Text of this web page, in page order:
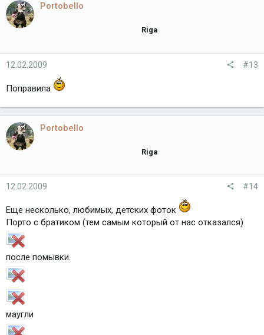
Portobello
Riga
12.02.2009 #13
Поправила
Portobello
Riga
12.02.2009 #14
Еще несколько, любимых, детских фоток
Порто с братиком (тем самым который от нас отказался)
после помывки.
маугли